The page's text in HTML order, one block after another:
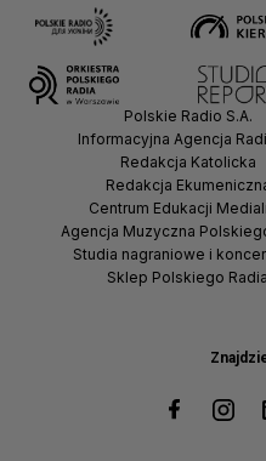
Polskie Radio S.A.
Informacyjna Agencja
Redakcja Katolicka
Redakcja
Centrum Edukacji
Agencja Muzyczna
Studia nagraniowe i
Sklep Polskiego Radia